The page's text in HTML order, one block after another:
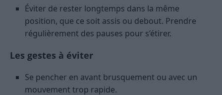
Éviter de rester longtemps dans la même
position, que ce soit assis ou debout. Prendre
régulièrement des pauses pour s’étirer.
Les gestes à éviter
Se pencher en avant brusquement ou avec un
mouvement trop rapide.